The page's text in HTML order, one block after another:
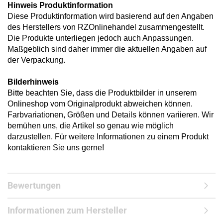
Hinweis Produktinformation
Diese Produktinformation wird basierend auf den Angaben
des Herstellers von RZOnlinehandel zusammengestellt.
Die Produkte unterliegen jedoch auch Anpassungen.
Maßgeblich sind daher immer die aktuellen Angaben auf
der Verpackung.
Bilderhinweis
Bitte beachten Sie, dass die Produktbilder in unserem
Onlineshop vom Originalprodukt abweichen können.
Farbvariationen, Größen und Details können variieren. Wir
bemühen uns, die Artikel so genau wie möglich
darzustellen. Für weitere Informationen zu einem Produkt
kontaktieren Sie uns gerne!
Bewertungen
Informationen zum Hersteller